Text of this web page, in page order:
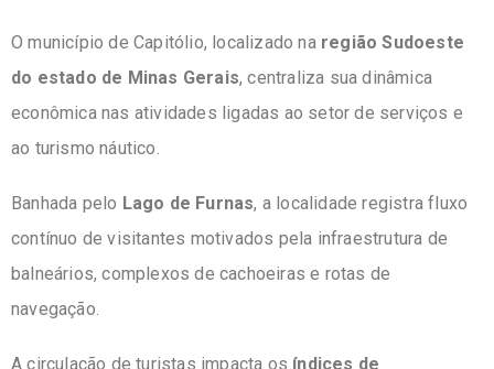
O município de Capitólio, localizado na região Sudoeste
do estado de Minas Gerais, centraliza sua dinâmica
econômica nas atividades ligadas ao setor de serviços e
ao turismo náutico.
Banhada pelo Lago de Furnas, a localidade registra fluxo
contínuo de visitantes motivados pela infraestrutura de
balneários, complexos de cachoeiras e rotas de
navegação.
A circulação de turistas impacta os índices de